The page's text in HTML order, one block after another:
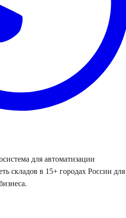
для автоматизации
складов в 15+ городах России для